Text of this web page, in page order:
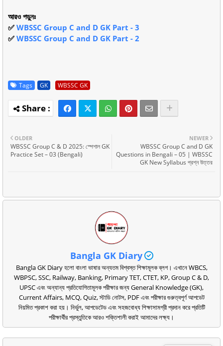
আরও পড়ুনঃ
✅ WBSSC Group C and D GK Part - 3
✅ WBSSC Group C and D GK Part - 2
Tags GK WBSSC GK
NEWER
WBSSC Group C and D GK
Questions in Bengali – 05 | WBSSC
GK New Syllabus প্রশ্ন উত্তর
OLDER
WBSSC Group C & D 2025: স্পেশাল GK
Practice Set – 03 (Bengali)
Bangla GK Diary
Bangla GK Diary হলো বাংলা ভাষার অন্যতম বিশ্বস্ত শিক্ষামূলক ব্লগ। এখানে WBCS,
WBPSC, SSC, Railway, Banking, Primary TET, CTET, KP, Group C & D,
UPSC এবং অন্যান্য প্রতিযোগিতামূলক পরীক্ষার জন্য General Knowledge (GK),
Current Affairs, MCQ, Quiz, স্টাডি নোটস, PDF এবং পরীক্ষার গুরুত্বপূর্ণ আপডেট
নিয়মিত প্রকাশ করা হয়। নির্ভুল, আপডেটেড এবং সহজবোধ্য শিক্ষাসামগ্রী প্রদান করে প্রতিটি
পরীক্ষার্থীর প্রস্তুতিকে আরও শক্তিশালী করাই আমাদের লক্ষ্য।